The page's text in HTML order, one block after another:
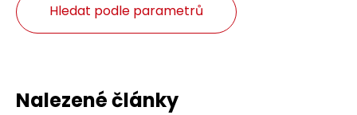
Hledat podle parametrů
Nalezené články